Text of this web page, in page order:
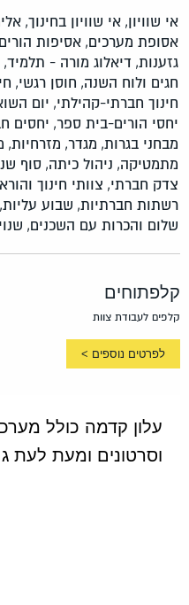
אי שוויון, אי שוויון בחינוך,
אסופת מערכים, אסיפות
גזענות, דיאלוג מורה - תלמיד,
חגים ולוח השנה, חוסן רגשי,
חינוך חברתי-קהילתי, יום
יחסי הורים-בית ספר, יחסים
מבחני בגרות, מגדר, מזרחיות,
מתמטיקה, ניהול כיתה, סוף
צדק חברתי, צוותי חינוך
רשתות חברתיות, שבוע עליות,
שלום והכרות עם השכנים,
קלפתוחים
קלפים לעבודת צוות
לפרטים נוספים >
עלון קדמה כולל
וסרטונים ומעת לעת